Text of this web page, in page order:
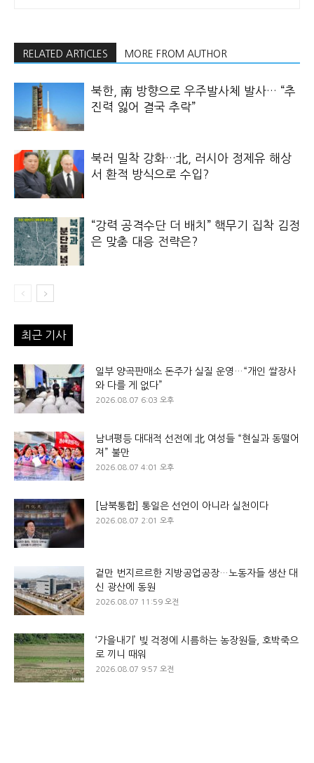
RELATED ARTICLES MORE FROM AUTHOR
북한, 南 방향으로 우주발사체 발사… “추
진력 잃어 결국 추락”
북러 밀착 강화…北, 러시아 정제유 해상
서 환적 방식으로 수입?
“강력 공격수단 더 배치” 핵무기 집착 김정
은 맞춤 대응 전략은?
최근 기사
일부 양곡판매소 돈주가 실질 운영…“개인 쌀장사
와 다를 게 없다”
2026.08.07 6:03 오후
남녀평등 대대적 선전에 北 여성들 “현실과 동떨어
져” 불만
2026.08.07 4:01 오후
[남북통합] 통일은 선언이 아니라 실천이다
2026.08.07 2:01 오후
겉만 번지르르한 지방공업공장…노동자들 생산 대
신 광산에 동원
2026.08.07 11:59 오전
‘가을내기’ 빚 걱정에 시름하는 농장원들, 호박죽으
로 끼니 때워
2026.08.07 9:57 오전